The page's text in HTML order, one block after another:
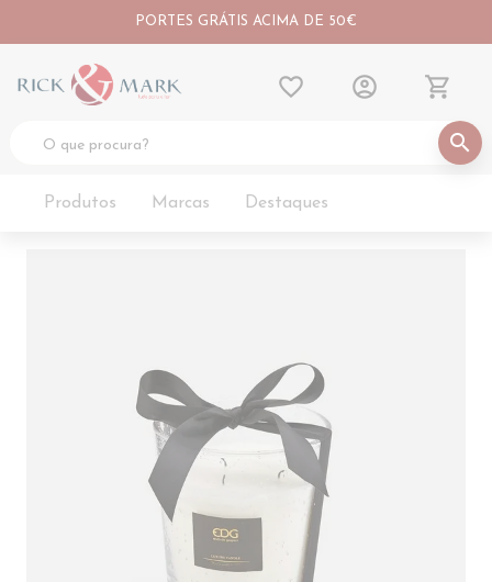
PORTES GRÁTIS ACIMA DE 50€
search
favorite_border account_circle shopping_cart
Produtos Marcas Destaques